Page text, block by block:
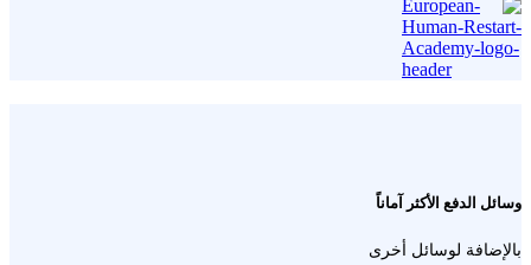
وسائل الدفع الأكثر آماناً
بالإضافة لوسائل أخرى